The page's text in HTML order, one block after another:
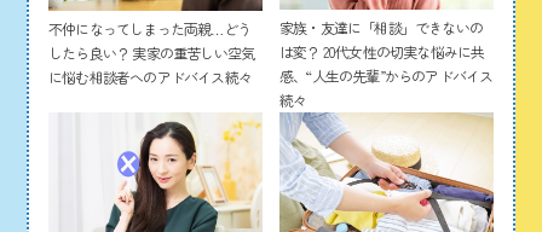
不仲になってしまった両親…どう
したら良い？ 実家の重苦しい空気
に悩む相談者へのアドバイス続々
家族・友達に「相談」できないの
は変？ 20代女性の切実な悩みに共
感、“人生の先輩”からのアドバイス
続々